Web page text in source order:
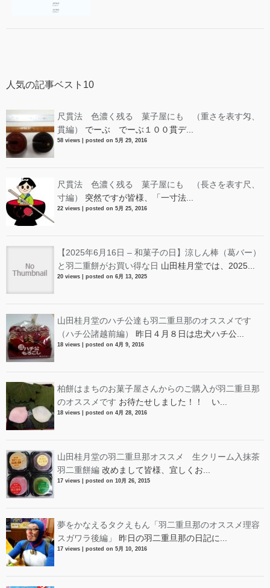
人気の記事ベスト10
尺貫法 色濃く残る 菓子屋にも （重さを表す匁、
貫編）
でーぶ でーぶ１００貫デ...
58 views posted on 5月 29, 2016
尺貫法 色濃く残る 菓子屋にも （長さを表す尺、
寸編）
突然ですが皆様、「一寸法...
22 views posted on 5月 25, 2016
【2025年6月16日 – 和菓子の日】涼しん棒（葛バー）
と羽二重餅がお買い得な日 山田桂月堂では、2025...
20 views posted on 6月 13, 2025
山田桂月堂のハチ公達も羽二重旦那のオススメです
（ハチ公諸越前編）
昨日４月８日は忠犬ハチ公...
18 views posted on 4月 9, 2016
柏餅はまちのお菓子屋さんからのご購入が羽二重旦那
のオススメです お待たせしました！！ い...
18 views posted on 4月 28, 2016
山田桂月堂の羽二重旦那オススメ 生クリーム入抹茶
羽二重餅編 改めまして皆様、宜しくお...
17 views posted on 10月 26, 2015
夢をかなえるタクえもん「羽二重旦那のオススメ理容
スガワラ後編」
昨日の羽二重旦那の日記に...
17 views posted on 5月 10, 2016